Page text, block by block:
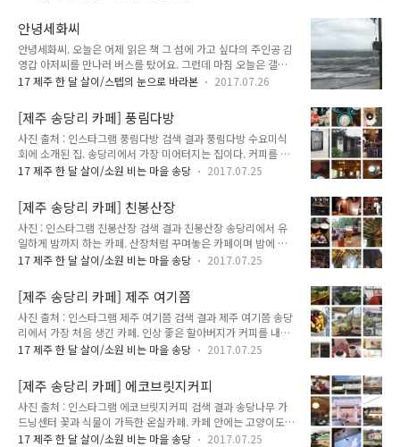
(여름 메뉴) 1.3 치킨 크랜베리 반미 1..
내부에 아이들을 위한 놀이방도 있다. 밥, 국, 반찬이 부족할 경
우 추가로 가져다 먹을 수 있다. 주소 : 제주특별자치도 제주시
구좌읍 비자림로 1909-9 (송당리 937) 전화 : 064-784-9190
영업 시간 : 오전 11시 ~ 오후 5시 휴무 매주 일요일 메뉴 및 가
격 : 단밥 정식 0.7 된장해물 뚝배기 0.7 열무국수 0.5 자리물회
이버 지도 리뷰http://m..
안녕세화씨
안녕세화씨. 오늘은 어제 읽은 책 그 섬에 가고 싶다의 주인공 김
영갑 아저씨를 만나러 버스를 탔어요. 그런데 마침 오늘은 갤러
리 휴무일이었지 뭐예요. 방향을 바꿔 바다가 보이는 카페로 가
눈앞에서 버스를 놓쳤어요. 책을 빌리기 위해 간 도서관에서는
지역 주민이 아니라며 대출까지 거절당했어요. 점심 먹으러 들어
간 가게에서도 자리가 없어 또다시 발걸음을 돌렸네요. 하하하.
세화씨의 오늘은 안녕하신가요? 하지만 결국 저는 바다가 보이
는 카페에 도착했어요. 비록 예정에 없었지만, 바다를 바라보며
래서 계속 보고 있게 돼요. 마치 오늘 나의 하루 같아서, 우리의
삶인 것 같아서... 언젠가 ..
17 제주 한 달 살이/스텝의 눈으로 바라본 2017.07.26
[제주 송당리 카페] 풍림다방
사진 출처 : 인스타그램 풍림다방 검색 결과 풍림다방 수요미식
회에 소개된 집. 송당리에서 가장 미어터지는 집이다. 커피를 맛
보기 위해 기다리는 사람이 워낙 많아 매장에서 직접 커피를 마
시 30분부터 1시까지는 주문이 불가하다. 커피 맛을 몰라 평가
를 내리기는 어렵지만 브레붸는 달달하니 한 조각의 케잌을 먹는
느낌이었다. 포장(테이크아웃)의 경우 줄을 서지 않고 바로 주문
이 가능하나 풍림다방의 대표 메뉴 브레붸는 포장이 불가하다.
원래는 평대리에 있었는데 송당리로 이사왔다. 주소 : 제주특별
: 064-784-8834 * 어린이 동반 출입 불가 (노키즈존)* 주차장
주소 : ..
17 제주 한 달 살이/소원 비는 마을 송당 2017.07.25
[제주 송당리 카페] 친봉산장
사진 : 인스타그램 친봉산장 검색 결과 친봉산장 송당리에서 유
일하게 밤까지 하는 카페. 산장처럼 꾸며놓은 카페이며 밤에 가
면 더욱 멋진 분위기가 난다. 분위기가 좋아서 그런지 송당리 젊
소리는 여심을 흔드니 커플끼리는 가지 않는 걸(?) 권장한다. 산
장 분위기 때문인지 내부에 에어콘은 없으며 여름에는 선풍기,
겨울에는 장작으로 불을 뗀다. 주소 : 제주특별자치도 제주시 구
좌읍 중산간동로 2281-3 (송당리 1389-4) 전화 : 010-5759-
5456 영업 시간 : 오전 11시 30분 ~ 오후 10시 휴무 매주 수요
빅웨이브 1.0 블랑 1.0 버드와이저 0.6 스파클링..
17 제주 한 달 살이/소원 비는 마을 송당 2017.07.25
[제주 송당리 카페] 제주 여기쯤
사진 출처 : 인스타그램 제주 여기쯤 검색 결과 제주 여기쯤 송당
리에서 가장 처음 생긴 카페. 인상 좋은 할아버지가 커피를 내려
주신다. 내부에도 자리가 있으나 내부보다는 외부 바깥 정원에
을 볼 수 있다. 송당리에 있는 다른 정원 카페 송당나무와 비교해
보면 송당나무는 조금 더 세련된 느낌이고 제주 여기쯤은 좀 더
편안한 할아버지 앞 마당 같은 느낌이다. 주변 다른 카페에 비해
가격이 착한 편. 에어컨이 없어 더위를 많이 타는 사람이라면 더
울 수 있다. 주소 : 제주특별자치도 제주시 구좌읍 송당5길 15
17 제주 한 달 살이/소원 비는 마을 송당 2017.07.25
[제주 송당리 카페] 에코브릿지커피
사진 출처 : 인스타그램 에코브릿지커피 검색 결과 송당나무 가
드닝센터 꽃과 식물이 가득한 온실카페. 카페 안에는 고양이도
산다. 송당리 시내(?)에도 송당나무라는 카페가 있어 자칫 헷갈
17 제주 한 달 살이/소원 비는 마을 송당 2017.07.25